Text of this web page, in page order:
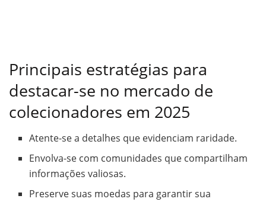
Principais estratégias para
destacar-se no mercado de
colecionadores em 2025
Atente-se a detalhes que evidenciam raridade.
Envolva-se com comunidades que compartilham
informações valiosas.
Preserve suas moedas para garantir sua